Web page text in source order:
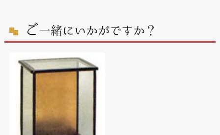
ご一緒にいかがですか？